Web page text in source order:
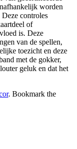
worden
Deze controles
of
is. Deze
van de spellen,
toezicht en deze
met de gokker,
geluk en dat het
. Bookmark the